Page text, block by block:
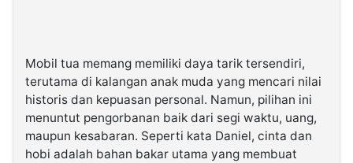
Mobil tua memang memiliki daya tarik tersendiri,
terutama di kalangan anak muda yang mencari nilai
historis dan kepuasan personal. Namun, pilihan ini
menuntut pengorbanan baik dari segi waktu, uang,
maupun kesabaran. Seperti kata Daniel, cinta dan
hobi adalah bahan bakar utama yang membuat